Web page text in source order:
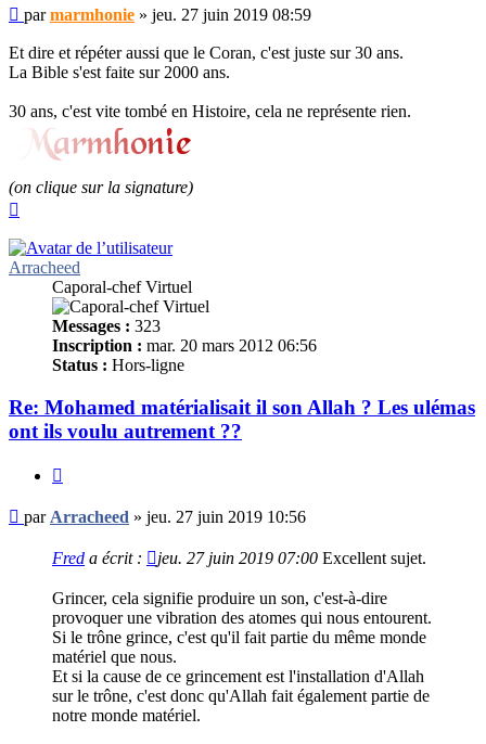
Message
non
lu
parmarmhonie » jeu. 27 juin 2019 08:59
Et dire et répéter aussi que le Coran, c'est juste sur 30 ans.
La Bible s'est faite sur 2000 ans.
30 ans, c'est vite tombé en Histoire, cela ne représente rien.
(on clique sur la signature)
Arracheed
Caporal-chef Virtuel
Messages : 323
Inscription : mar. 20 mars 2012 06:56
Status : Hors-ligne
Re: Mohamed matérialisait il son Allah ? Les ulémas
ont ils voulu autrement ??
Message
non
parArracheed » jeu. 27 juin 2019 10:56
Fred a écrit : jeu. 27 juin 2019 07:00 Excellent sujet.
Grincer, cela signifie produire un son, c'est-à-dire
provoquer une vibration des atomes qui nous entourent.
Si le trône grince, c'est qu'il fait partie du même monde
matériel que nous.
Et si la cause de ce grincement est l'installation d'Allah
sur le trône, c'est donc qu'Allah fait également partie de
notre monde matériel.